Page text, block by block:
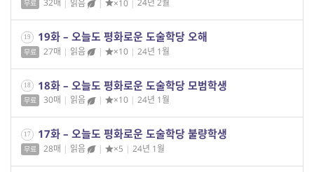
무료 32매 | 읽음 | ×10 | 24년 2월
19 19화 – 오늘도 평화로운 도술학당 오해
무료 27매 | 읽음 | ×10 | 24년 1월
18 18화 – 오늘도 평화로운 도술학당 모범학생
무료 30매 | 읽음 | ×10 | 24년 1월
17 17화 – 오늘도 평화로운 도술학당 불량학생
무료 28매 | 읽음 | ×5 | 24년 1월